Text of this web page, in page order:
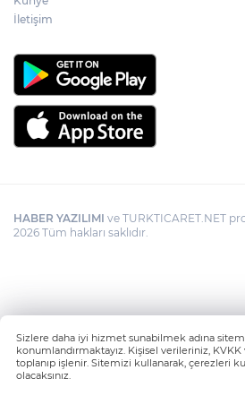
İletişim
HABER YAZILIMI ve TURKTICARET.NET
2026 Tüm hakları saklıdır.
Sizlere daha iyi hizmet sunabilmek adına
konumlandırmaktayız. Kişisel verileriniz, KVKK
toplanıp işlenir. Sitemizi kullanarak, çerezleri
olacaksınız.